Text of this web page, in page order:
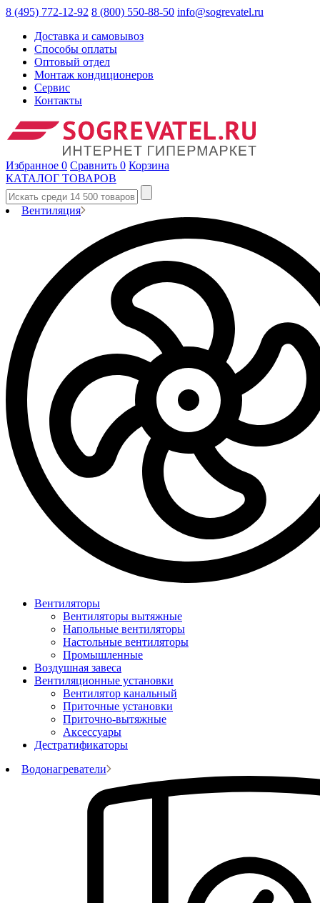
8 (495) 772-12-92 8 (800) 550-88-50 info@sogrevatel.ru
Доставка и самовывоз
Способы оплаты
Оптовый отдел
Монтаж кондиционеров
Сервис
Контакты
Избранное 0 Сравнить 0 Корзина
КАТАЛОГ ТОВАРОВ
Вентиляция
Вентиляторы
Вентиляторы вытяжные
Напольные вентиляторы
Настольные вентиляторы
Промышленные
Воздушная завеса
Вентиляционные установки
Вентилятор канальный
Приточные установки
Приточно-вытяжные
Аксессуары
Дестратификаторы
Водонагреватели